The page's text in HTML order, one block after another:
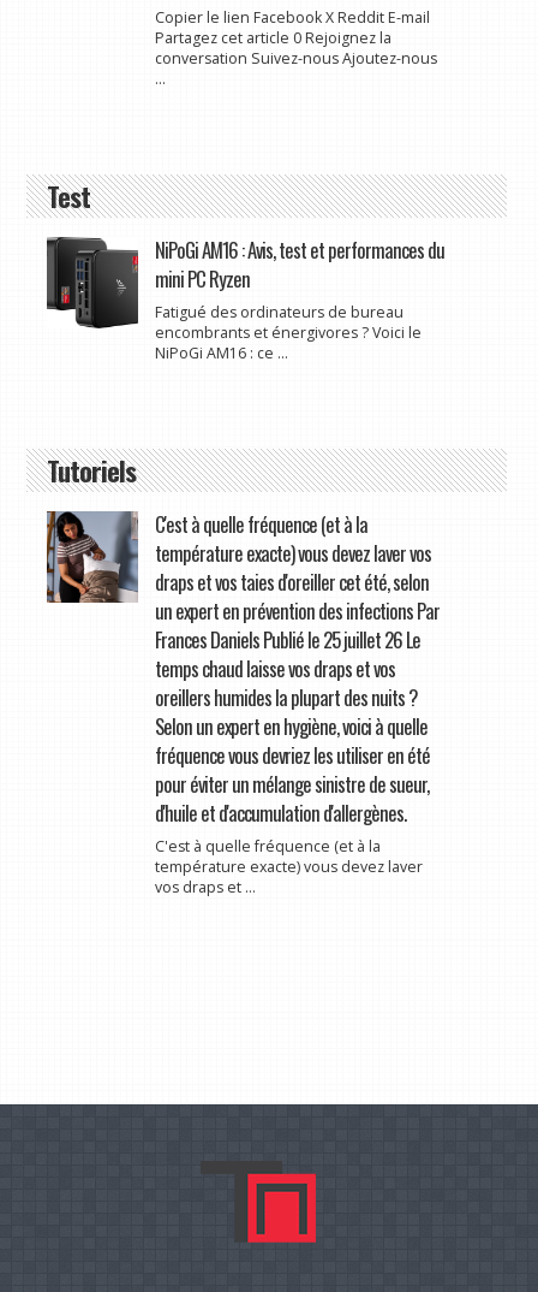
Copier le lien Facebook X Reddit E-mail
Partagez cet article 0 Rejoignez la
conversation Suivez-nous Ajoutez-nous
...
Test
NiPoGi AM16 : Avis, test et performances du
mini PC Ryzen
Fatigué des ordinateurs de bureau
encombrants et énergivores ? Voici le
NiPoGi AM16 : ce ...
Tutoriels
C'est à quelle fréquence (et à la
température exacte) vous devez laver vos
draps et vos taies d'oreiller cet été, selon
un expert en prévention des infections Par
Frances Daniels Publié le 25 juillet 26 Le
temps chaud laisse vos draps et vos
oreillers humides la plupart des nuits ?
Selon un expert en hygiène, voici à quelle
fréquence vous devriez les utiliser en été
pour éviter un mélange sinistre de sueur,
d'huile et d'accumulation d'allergènes.
C'est à quelle fréquence (et à la
température exacte) vous devez laver
vos draps et ...